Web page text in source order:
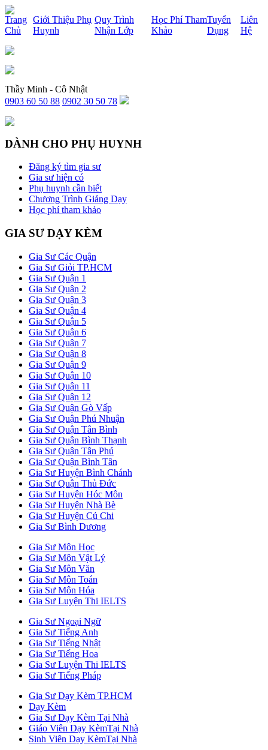
x
Trang
Chủ
Giới Thiệu Phụ
Huynh
Quy Trình
Nhận Lớp
Học Phí Tham
Khảo
Tuyển
Dụng
Liên
Hệ
Thầy Minh - Cô Nhật
0903 60 50 88 0902 30 50 78
DÀNH CHO PHỤ HUYNH
Đăng ký tìm gia sư
Gia sư hiện có
Phụ huynh cần biết
Chương Trình Giảng Dạy
Học phí tham khảo
GIA SƯ DẠY KÈM
Gia Sư Các Quận
Gia Sư Giỏi TP.HCM
Gia Sư Quận 1
Gia Sư Quận 2
Gia Sư Quận 3
Gia Sư Quận 4
Gia Sư Quận 5
Gia Sư Quận 6
Gia Sư Quận 7
Gia Sư Quận 8
Gia Sư Quận 9
Gia Sư Quận 10
Gia Sư Quận 11
Gia Sư Quận 12
Gia Sư Quận Gò Vấp
Gia Sư Quận Phú Nhuận
Gia Sư Quận Tân Bình
Gia Sư Quận Bình Thạnh
Gia Sư Quận Tân Phú
Gia Sư Quận Bình Tân
Gia Sư Huyện Bình Chánh
Gia Sư Quận Thủ Đức
Gia Sư Huyện Hóc Môn
Gia Sư Huyện Nhà Bè
Gia Sư Huyện Củ Chi
Gia Sư Bình Dương
Gia Sư Môn Học
Gia Sư Môn Vật Lý
Gia Sư Môn Văn
Gia Sư Môn Toán
Gia Sư Môn Hóa
Gia Sư Luyện Thi IELTS
Gia Sư Ngoại Ngữ
Gia Sư Tiếng Anh
Gia Sư Tiếng Nhật
Gia Sư Tiếng Hoa
Gia Sư Luyện Thi IELTS
Gia Sư Tiếng Pháp
Gia Sư Dạy Kèm TP.HCM
Dạy Kèm
Gia Sư Dạy Kèm Tại Nhà
Giáo Viên Dạy KèmTại Nhà
Sinh Viên Dạy KèmTại Nhà